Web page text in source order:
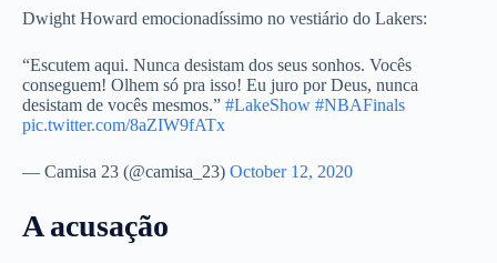
Dwight Howard emocionadíssimo no vestiário do Lakers:
“Escutem aqui. Nunca desistam dos seus sonhos. Vocês
conseguem! Olhem só pra isso! Eu juro por Deus, nunca
desistam de vocês mesmos.” #LakeShow #NBAFinals
pic.twitter.com/8aZIW9fATx
— Camisa 23 (@camisa_23) October 12, 2020
A acusação